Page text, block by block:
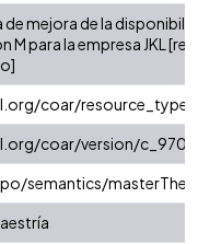
mejora de la
M para la empresa JKL
coar/resource_type/
coar/version/
semantics/